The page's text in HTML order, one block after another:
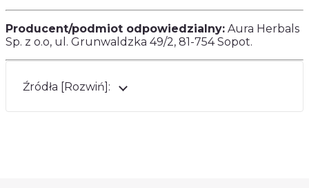
Producent/podmiot odpowiedzialny: Aura Herbals
Sp. z o.o, ul. Grunwaldzka 49/2, 81-754 Sopot.
Źródła [Rozwiń]: